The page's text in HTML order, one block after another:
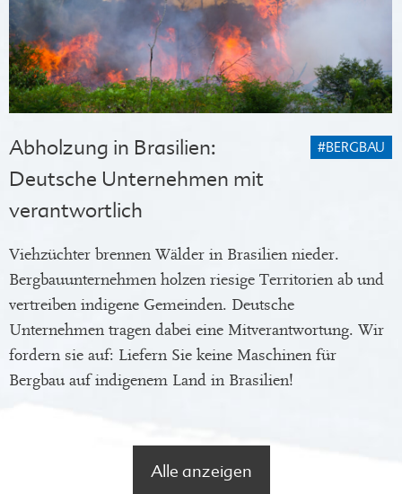
#BERGBAU
Abholzung in Brasilien:
Deutsche Unternehmen mit
verantwortlich
Viehzüchter brennen Wälder in Brasilien nieder.
Bergbauunternehmen holzen riesige Territorien ab und
vertreiben indigene Gemeinden. Deutsche
Unternehmen tragen dabei eine Mitverantwortung. Wir
fordern sie auf: Liefern Sie keine Maschinen für
Bergbau auf indigenem Land in Brasilien!
Alle anzeigen